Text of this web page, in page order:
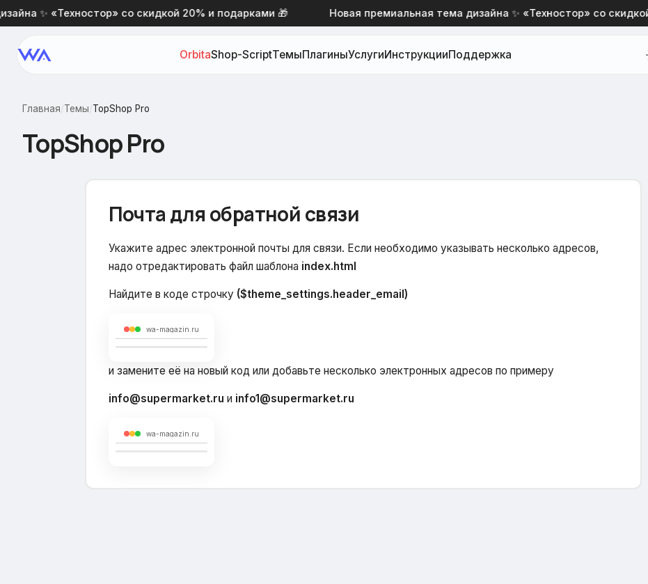
✨ «Техностор» со скидкой 20% и подарками 🎁 Новая премиальная тема дизайна ✨ «Техностор» со скидкой
OrbitaShop-ScriptТемыПлагиныУслугиИнструкцииПоддержка
Главная/Темы/TopShop Pro
TopShop Pro
Почта для обратной связи
Укажите адрес электронной почты для связи. Если необходимо указывать несколько адресов,
надо отредактировать файл шаблона index.html
Найдите в коде строчку ($theme_settings.header_email)
wa-magazin.ru
и замените её на новый код или добавьте несколько электронных адресов по примеру
info@supermarket.ru и info1@supermarket.ru
wa-magazin.ru